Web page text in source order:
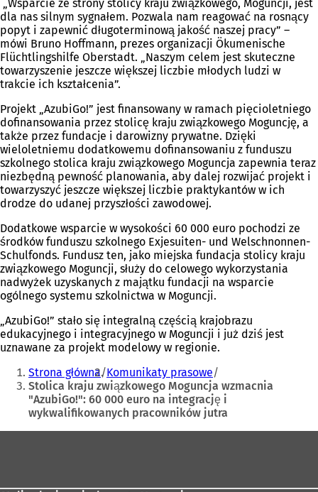
„Wsparcie ze strony stolicy kraju związkowego, Moguncji, jest
dla nas silnym sygnałem. Pozwala nam reagować na rosnący
popyt i zapewnić długoterminową jakość naszej pracy” –
mówi Bruno Hoffmann, prezes organizacji Ökumenische
Flüchtlingshilfe Oberstadt. „Naszym celem jest skuteczne
towarzyszenie jeszcze większej liczbie młodych ludzi w
trakcie ich kształcenia”.
Projekt „AzubiGo!” jest finansowany w ramach pięcioletniego
dofinansowania przez stolicę kraju związkowego Moguncję, a
także przez fundacje i darowizny prywatne. Dzięki
wieloletniemu dodatkowemu dofinansowaniu z funduszu
szkolnego stolica kraju związkowego Moguncja zapewnia teraz
niezbędną pewność planowania, aby dalej rozwijać projekt i
towarzyszyć jeszcze większej liczbie praktykantów w ich
drodze do udanej przyszłości zawodowej.
Dodatkowe wsparcie w wysokości 60 000 euro pochodzi ze
środków funduszu szkolnego Exjesuiten- und Welschnonnen-
Schulfonds. Fundusz ten, jako miejska fundacja stolicy kraju
związkowego Moguncji, służy do celowego wykorzystania
nadwyżek uzyskanych z majątku fundacji na wsparcie
ogólnego systemu szkolnictwa w Moguncji.
„AzubiGo!” stało się integralną częścią krajobrazu
edukacyjnego i integracyjnego w Moguncji i już dziś jest
uznawane za projekt modelowy w regionie.
Jesteś
tutaj:
Strona główna Komunikaty prasowe
Stolica kraju związkowego Moguncja wzmacnia
"AzubiGo!": 60 000 euro na integrację i
wykwalifikowanych pracowników jutra